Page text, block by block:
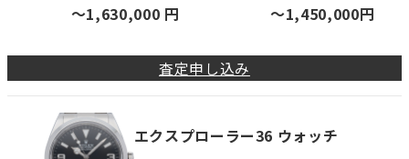
〜1,630,000 円
〜1,450,000円
査定申し込み
エクスプローラー36 ウォッチ